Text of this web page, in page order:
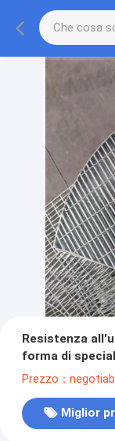
Resistenza
forma di
Prezzo：
Miglior